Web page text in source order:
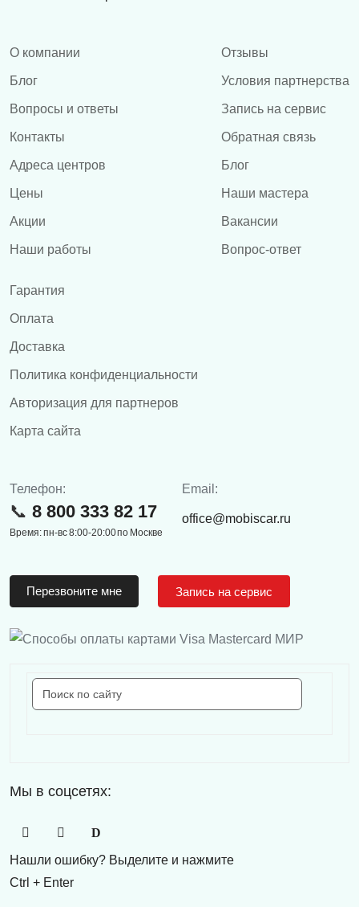
О компании
Блог
Вопросы и ответы
Контакты
Адреса центров
Цены
Акции
Наши работы
Отзывы
Условия партнерства
Запись на сервис
Обратная связь
Блог
Наши мастера
Вакансии
Вопрос-ответ
Гарантия
Оплата
Доставка
Политика конфиденциальности
Авторизация для партнеров
Карта сайта
Телефон:
8 800 333 82 17
Время: пн-вс 8:00-20:00 по Москве
Email:
office@mobiscar.ru
Перезвоните мне Запись на сервис
Мы в соцсетях:
Нашли ошибку? Выделите и нажмите
Ctrl + Enter